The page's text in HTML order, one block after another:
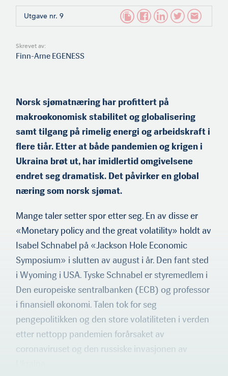
Utgave nr. 9
Skrevet av:
Finn-Arne EGENESS
Norsk sjømatnæring har profittert på
makroøkonomisk stabilitet og globalisering
samt tilgang på rimelig energi og arbeidskraft i
flere tiår. Etter at både pandemien og krigen i
Ukraina brøt ut, har imidlertid omgivelsene
endret seg dramatisk. Det påvirker en global
næring som norsk sjømat.
Mange taler setter spor etter seg. En av disse er
«Monetary policy and the great volatility» holdt av
Isabel Schnabel på «Jackson Hole Economic
Symposium» i slutten av august i år. Den fant sted
i Wyoming i USA. Tyske Schnabel er styremedlem i
Den europeiske sentralbanken (ECB) og professor
i finansiell økonomi. Talen tok for seg
pengepolitikken og den store volatiliteten i verden
etter nettopp pandemien forårsaket av
coronaviruset og den russiske invasjonen av